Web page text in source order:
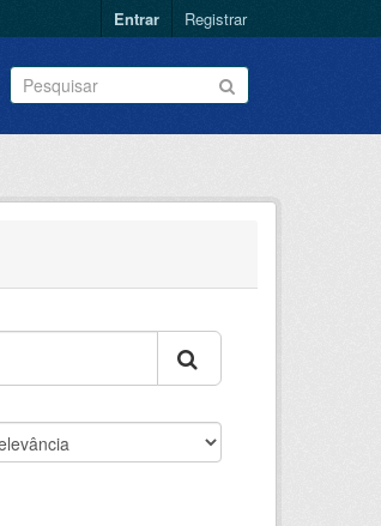
Entrar Registrar